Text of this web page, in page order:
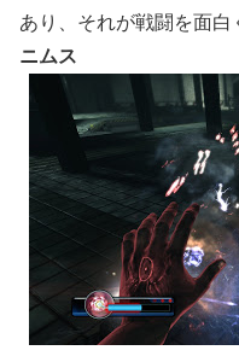
あり、それが戦闘を面白
ニムス